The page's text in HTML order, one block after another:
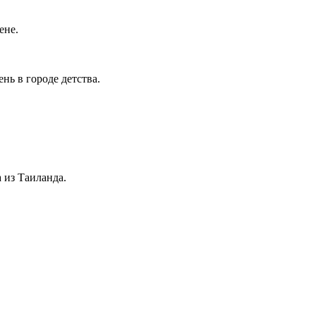
в городе детства.
Таиланда.